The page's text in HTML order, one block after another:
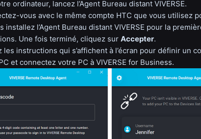
ordinateur, lancez l’Agent Bureau distant VIVERSE.
vous avec le même compte HTC que vous utilisez
installez l’Agent Bureau distant VIVERSE pour la
Une fois terminé, cliquez surAccepter.
les instructions qui s’affichent à l’écran pour définir un
et connectez votre PC à VIVERSE for Business.